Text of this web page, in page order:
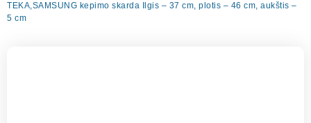
TEKA,SAMSUNG kepimo skarda Ilgis – 37 cm, plotis – 46 cm, aukštis –
5 cm